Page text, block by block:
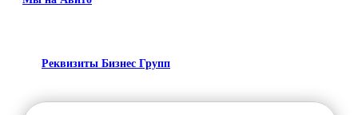
Реквизиты Бизнес Групп